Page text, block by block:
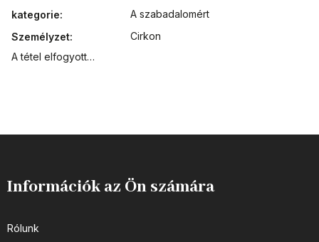
kategorie:
A szabadalomért
Személyzet:
Cirkon
A tétel elfogyott…
Információk az Ön számára
Rólunk